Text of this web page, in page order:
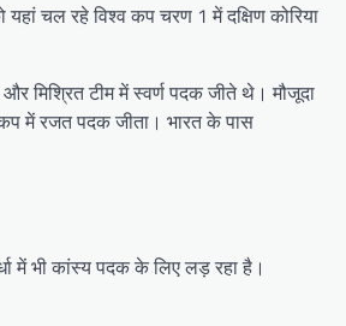
चल रहे विश्व कप चरण 1 में दक्षिण कोरिया
मिश्रित टीम में स्वर्ण पदक जीते थे। मौजूदा
कप में रजत पदक जीता। भारत के पास
में भी कांस्य पदक के लिए लड़ रहा है।